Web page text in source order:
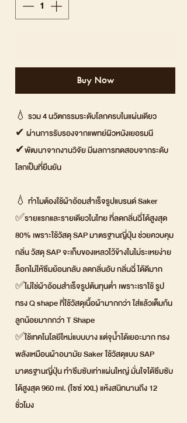
Buy Now
💧 รวม 4 นวัตกรรมระดับโลกครบในแผ่นเดียว
✔ ผ่านการรับรองจากแพทย์ผิวหนังเยอรมนี
✔พัฒนาจากงานวิจัย มีผลการทดสอบจากระดับ
โลกเป็นที่ยืนยัน
💧 ทำไมต้องใช้ผ้าอ้อมสำเร็จรูปแบรนด์ Saker
✅รายแรกและรายเดียวในไทย ที่ลดกลิ่นฉี่ได้สูงสุด
80% เพราะใช้วัสดุ SAP มาตรฐานญี่ปุ่น ช่วยควบคุม
กลิ่น วัสดุ SAP จะเก็บของเหลวไว้ข้างในไม่ระเหยง่าย
ล็อกไม่ให้ซึมย้อนกลับ ลดกลิ่นอับ กลิ่นฉี่ ได้ดีมาก
✅ไม่ใช่ผ้าอ้อมสำเร็จรูปต้นทุนต่ำ เพราะเราใช้ รูป
ทรง Q shape ที่ใช้วัสดุเนื้อผ้ามากกว่า ใส่แล้วเต็มก้น
ลูกน้อยมากกว่า T Shape
✅ใช้เทคโนโลยีใหม่แบบบาง แต่จุน้ำได้เยอะมาก ทรง
พลังเหมือนผ้าอนามัย Saker ใช้วัสดุแบบ SAP
มาตรฐานญี่ปุ่น ทำซึมซับเท่าแผ่นใหญ่ มั่นใจได้ซึมซับ
ได้สูงสุด 960 ml. (ไซซ์ XXL) แห้งสนิทนานถึง 12
ชั่วโมง